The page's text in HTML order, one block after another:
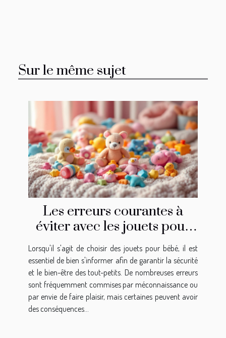
Sur le même sujet
Les erreurs courantes à
éviter avec les jouets pour
bébé
Lorsqu'il s'agit de choisir des jouets pour bébé, il est
essentiel de bien s'informer afin de garantir la sécurité
et le bien-être des tout-petits. De nombreuses erreurs
sont fréquemment commises par méconnaissance ou
par envie de faire plaisir, mais certaines peuvent avoir
des conséquences...